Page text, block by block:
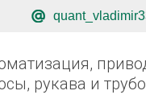
рукава и